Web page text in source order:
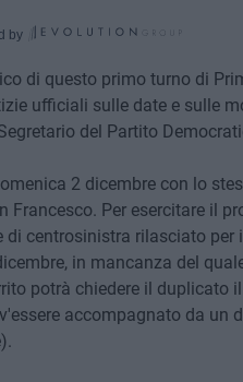
by
di questo primo turno di
ufficiali sulle date e sulle
del Partito
2 dicembre con lo
Francesco. Per esercitare il
centrosinistra rilasciato per
in mancanza del
potrà chiedere il duplicato il
accompagnato da un